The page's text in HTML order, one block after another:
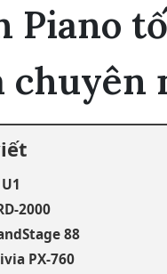
Piano
chuyên
2000
88
PX-760